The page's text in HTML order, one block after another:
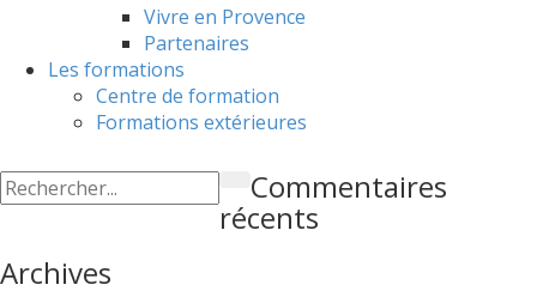
Vivre en Provence
Partenaires
Les formations
Centre de formation
Formations extérieures
Commentaires
récents
Archives